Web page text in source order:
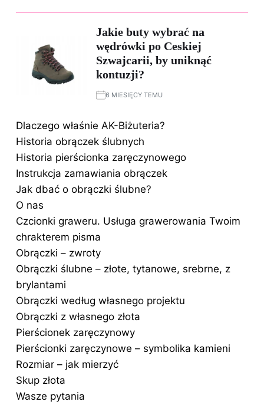
Jakie buty wybrać na
wędrówki po Ceskiej
Szwajcarii, by uniknąć
kontuzji?
6 MIESIĘCY TEMU
Dlaczego właśnie AK-Biżuteria?
Historia obrączek ślubnych
Historia pierścionka zaręczynowego
Instrukcja zamawiania obrączek
Jak dbać o obrączki ślubne?
O nas
Czcionki graweru. Usługa grawerowania Twoim
chrakterem pisma
Obrączki – zwroty
Obrączki ślubne – złote, tytanowe, srebrne, z
brylantami
Obrączki według własnego projektu
Obrączki z własnego złota
Pierścionek zaręczynowy
Pierścionki zaręczynowe – symbolika kamieni
Rozmiar – jak mierzyć
Skup złota
Wasze pytania